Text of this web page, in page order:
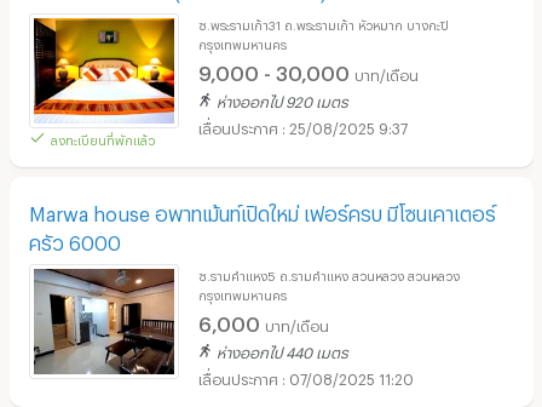
ลงทะเบียนที่พักแล้ว
ซ.พระรามเก้า31 ถ.พระรามเก้า หัวหมาก บางกะปิ
กรุงเทพมหานคร
9,000 - 30,000 บาท/เดือน
ห่างออกไป 920 เมตร
25/08/2025 9:37
Marwa house อพาทเม้นท์เปิดใหม่ เฟอร์ครบ มีโซนเคาเตอร์
ครัว 6000
ซ.รามคำแหง5 ถ.รามคำแหง สวนหลวง สวนหลวง
กรุงเทพมหานคร
6,000 บาท/เดือน
ห่างออกไป 440 เมตร
07/08/2025 11:20